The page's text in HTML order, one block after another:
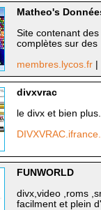
Matheo's
Site contenant
complètes sur des
membres.lycos.fr
divxvrac
le divx et bien
FUNWORLD
divx,video ,roms
facilment et plein